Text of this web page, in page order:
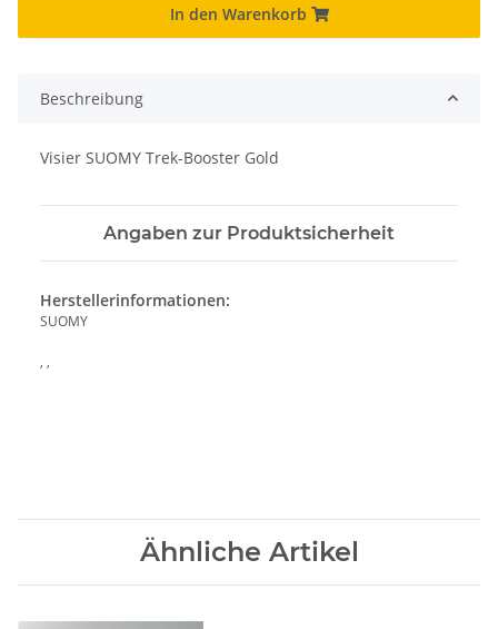
In den Warenkorb
Beschreibung
Visier SUOMY Trek-Booster Gold
Angaben zur Produktsicherheit
Herstellerinformationen:
SUOMY
, ,
Ähnliche Artikel